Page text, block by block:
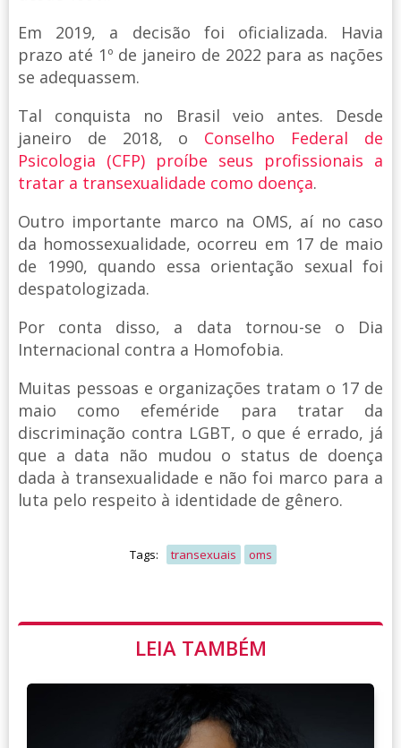
Em 2019, a decisão foi oficializada. Havia
prazo até 1º de janeiro de 2022 para as nações
se adequassem.
Tal conquista no Brasil veio antes. Desde
janeiro de 2018, o Conselho Federal de
Psicologia (CFP) proíbe seus profissionais a
tratar a transexualidade como doença.
Outro importante marco na OMS, aí no caso
da homossexualidade, ocorreu em 17 de maio
de 1990, quando essa orientação sexual foi
despatologizada.
Por conta disso, a data tornou-se o Dia
Internacional contra a Homofobia.
Muitas pessoas e organizações tratam o 17 de
maio como efeméride para tratar da
discriminação contra LGBT, o que é errado, já
que a data não mudou o status de doença
dada à transexualidade e não foi marco para a
luta pelo respeito à identidade de gênero.
Tags: transexuais oms
LEIA TAMBÉM